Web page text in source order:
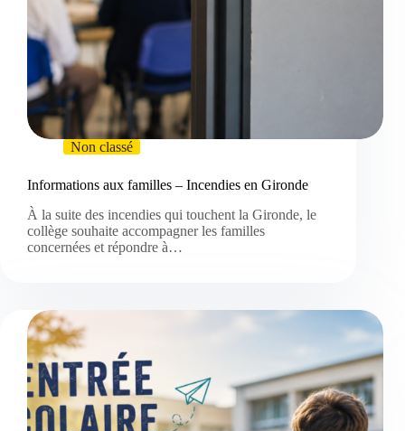
Non classé
Informations aux familles – Incendies en Gironde
À la suite des incendies qui touchent la Gironde, le
collège souhaite accompagner les familles
concernées et répondre à…